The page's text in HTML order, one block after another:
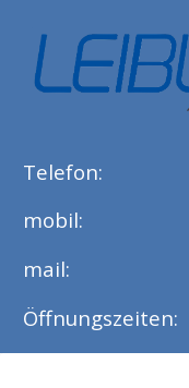
Telefon:
mobil:
mail:
Öffnungszeiten: